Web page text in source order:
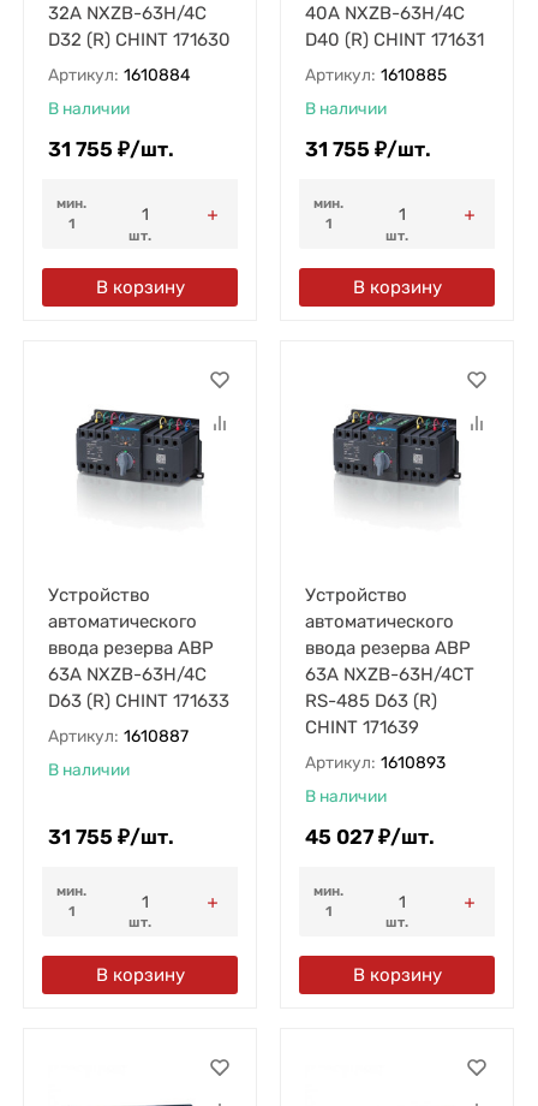
32А NXZB-63H/4C
D32 (R) CHINT 171630
Артикул: 1610884
В наличии
31 755 ₽/шт.
мин.
1
шт.
В корзину
40А NXZB-63H/4C
D40 (R) CHINT 171631
Артикул: 1610885
В наличии
31 755 ₽/шт.
мин.
1
шт.
В корзину
Устройство
автоматического
ввода резерва АВР
63А NXZB-63H/4C
D63 (R) CHINT 171633
Артикул: 1610887
В наличии
31 755 ₽/шт.
мин.
1
шт.
В корзину
Устройство
автоматического
ввода резерва АВР
63А NXZB-63H/4CT
RS-485 D63 (R)
CHINT 171639
Артикул: 1610893
В наличии
45 027 ₽/шт.
мин.
1
шт.
В корзину